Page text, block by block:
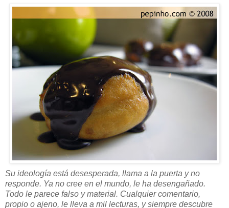
Su ideología está desesperada, llama a la puerta y no
responde. Ya no cree en el mundo, le ha desengañado.
Todo le parece falso y material. Cualquier comentario,
propio o ajeno, le lleva a mil lecturas, y siempre descubre